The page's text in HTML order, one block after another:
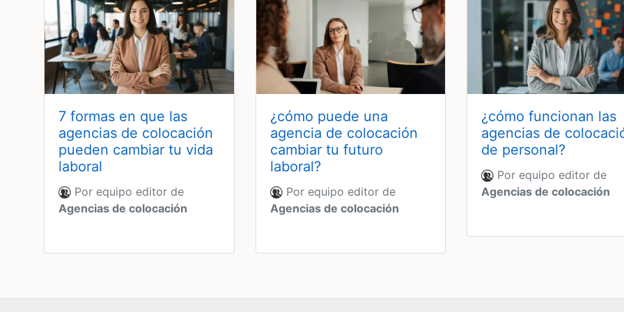
7 formas en que las
agencias de colocación
pueden cambiar tu vida
laboral
Por equipo editor de
Agencias de colocación
¿cómo puede una
agencia de colocación
cambiar tu futuro
laboral?
Por equipo editor de
Agencias de colocación
¿cómo funcionan las
agencias de
de personal?
Por equipo editor de
Agencias de colocación